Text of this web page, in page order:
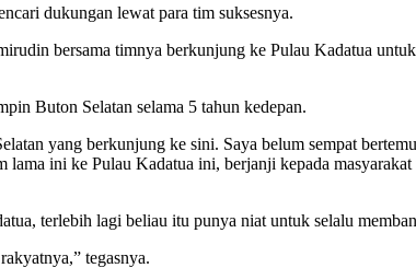
dukungan lewat para tim suksesnya.
bersama timnya berkunjung ke Pulau Kadatua
Buton Selatan selama 5 tahun kedepan.
yang berkunjung ke sini. Saya belum sempat
ini ke Pulau Kadatua ini, berjanji kepada
terlebih lagi beliau itu punya niat untuk selalu
tegasnya.